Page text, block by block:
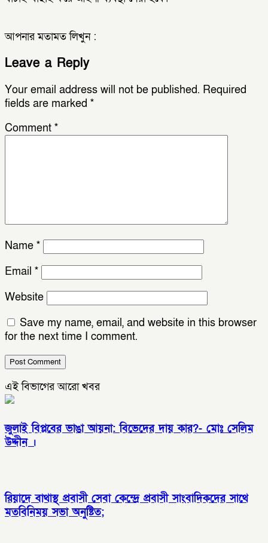
আপনার মতামত লিখুন :
Leave a Reply
Your email address will not be published. Required
fields are marked *
Comment *
Name *
Email *
Website
Save my name, email, and website in this browser
for the next time I comment.
এই বিভাগের আরো খবর
জুলাই বিপ্লবের ভাঙা আয়না: বিভেদের দায় কার?- মোঃ সেলিম
উদ্দীন ।
রিয়াদে বাথাস্থ প্রবাসী সেবা কেন্দ্রে প্রবাসী সাংবাদিকদের সাথে
মতবিনিময় সভা অনুষ্টিত;